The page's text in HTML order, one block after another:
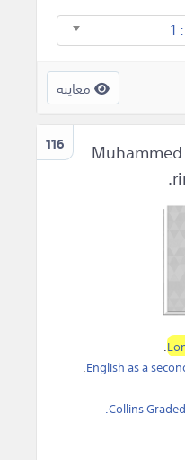
معاينة
116
.
English as a
.
Collins